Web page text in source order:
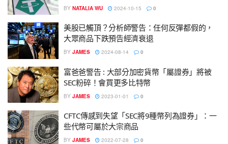
BY NATALIA WU 2024-10-15 0
美股已觸頂？分析師警告：任何反彈都假的，
大眾商品下跌預告經濟衰退
BY JAMES 2024-08-14 0
富爸爸警告 : 大部分加密貨幣「屬證券」將被
SEC粉碎！會買更多比特幣
BY JAMES 2023-01-01 0
CFTC傳感到失望「SEC將9種幣列為證券」：一
些代幣可屬於大宗商品
BY JAMES 2022-07-28 0